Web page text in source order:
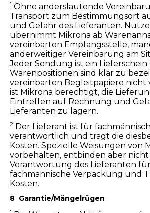
1 Ohne anderslautende
Transport zum Bestimmungsort
und Gefahr des Lieferanten.
übernimmt Mikrona ab
vereinbarten Empfangsstelle,
anderweitiger Vereinbarung am
Jeder Sendung ist ein
Warenpositionen sind klar zu
vereinbarten Begleitpapiere nicht
ist Mikrona berechtigt, die
Eintreffen auf Rechnung und
Lieferanten zu lagern.
2 Der Lieferant ist für
verantwortlich und trägt die
Kosten. Spezielle Weisungen von
vorbehalten, entbinden aber
Verantwortung des Lieferanten
fachmännische Verpackung und
Kosten.
8 Garantie/Mängelrügen